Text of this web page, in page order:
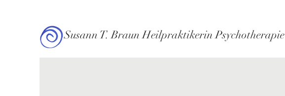
Susann T. Braun Heilpraktikerin Psychotherapie